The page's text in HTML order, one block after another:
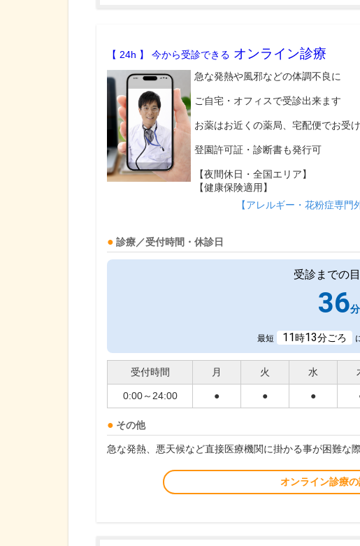
【 24h 】 今から受診できる オンライン診療
急な発熱や風邪などの体調不良に
ご自宅・オフィスで受診出来ます
お薬はお近くの薬局、宅配便でお受
登園許可証・診断書も発行可
【夜間休日・全国エリア】
【健康保険適用】
【アレルギー・花粉症専門
診療／受付時間・休診日
受診までの
36
最短 11時13分ごろ
受付時間 月 火 水
0:00～24:00 ● ● ●
その他
急な発熱、悪天候など直接医療機関に掛かる事が困難な
オンライン診療